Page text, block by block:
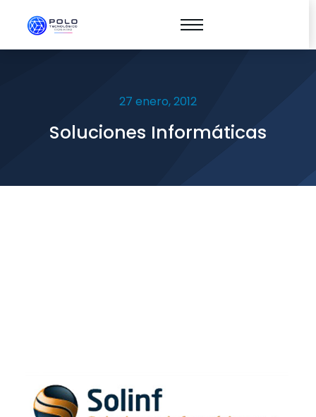
27 enero, 2012
Soluciones Informáticas